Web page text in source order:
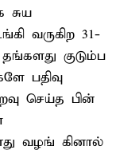
சுய
வருகிற 31-
குடும்ப
பதிவு
செய்த பின்
வழங் கினால்